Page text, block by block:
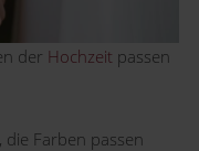
der Hochzeit passen
Farben passen